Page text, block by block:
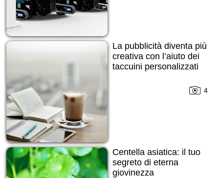
La pubblicità diventa più
creativa con l’aiuto dei
taccuini personalizzati
4
Centella asiatica: il tuo
segreto di eterna
giovinezza